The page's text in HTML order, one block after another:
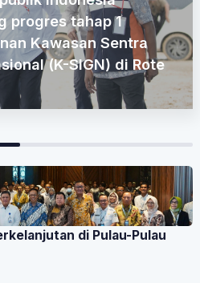
progres tahap 1
Kawasan Sentra
(K-SIGN) di Rote
di Pulau-Pulau